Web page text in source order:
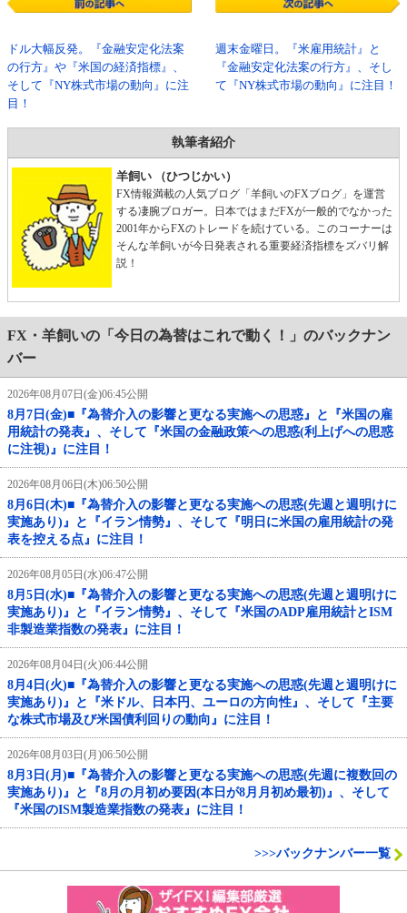
ドル大幅反発。『金融安定化法案
の行方』や『米国の経済指標』、
そして『NY株式市場の動向』に注
目！
週末金曜日。『米雇用統計』と
『金融安定化法案の行方』、そし
て『NY株式市場の動向』に注目！
執筆者紹介
羊飼い （ひつじかい）
FX情報満載の人気ブログ「羊飼いのFXブログ」を運営
する凄腕ブロガー。日本ではまだFXが一般的でなかった
2001年からFXのトレードを続けている。このコーナーは
そんな羊飼いが今日発表される重要経済指標をズバリ解
説！
FX・羊飼いの「今日の為替はこれで動く！」のバックナン
バー
2026年08月07日(金)06:45公開
8月7日(金)■『為替介入の影響と更なる実施への思惑』と『米国の雇
用統計の発表』、そして『米国の金融政策への思惑(利上げへの思惑
に注視)』に注目！
2026年08月06日(木)06:50公開
8月6日(木)■『為替介入の影響と更なる実施への思惑(先週と週明けに
実施あり)』と『イラン情勢』、そして『明日に米国の雇用統計の発
表を控える点』に注目！
2026年08月05日(水)06:47公開
8月5日(水)■『為替介入の影響と更なる実施への思惑(先週と週明けに
実施あり)』と『イラン情勢』、そして『米国のADP雇用統計とISM
非製造業指数の発表』に注目！
2026年08月04日(火)06:44公開
8月4日(火)■『為替介入の影響と更なる実施への思惑(先週と週明けに
実施あり)』と『米ドル、日本円、ユーロの方向性』、そして『主要
な株式市場及び米国債利回りの動向』に注目！
2026年08月03日(月)06:50公開
8月3日(月)■『為替介入の影響と更なる実施への思惑(先週に複数回の
実施あり)』と『8月の月初め要因(本日が8月月初め最初)』、そして
『米国のISM製造業指数の発表』に注目！
>>>バックナンバー一覧